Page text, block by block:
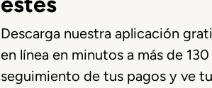
Descarga nuestra aplicación
en línea en minutos a más de 130
seguimiento de tus pagos y ve